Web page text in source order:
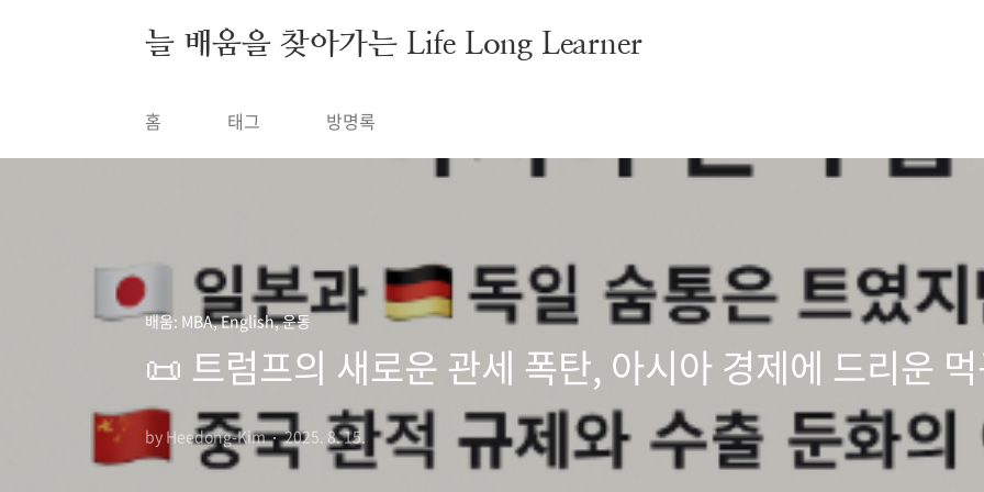
늘 배움을 찾아가는 Life Long Learner
홈 태그 방명록
배움: MBA, English, 운동
📜 트럼프의 새로운 관세 폭탄, 아시아 경제에 드리운
by Heedong-Kim 2025. 8. 15.